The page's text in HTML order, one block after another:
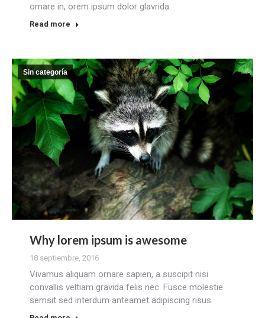
ornare in, orem ipsum dolor glavrida.
Read more
Sin categoría
Why lorem ipsum is awesome
18 septiembre, 2016
Vivamus aliquam ornare sapien, a suscipit nisi
convallis veltiam gravida felis nec. Fusce molestie
semsit sed interdum anteamet adipiscing risus.